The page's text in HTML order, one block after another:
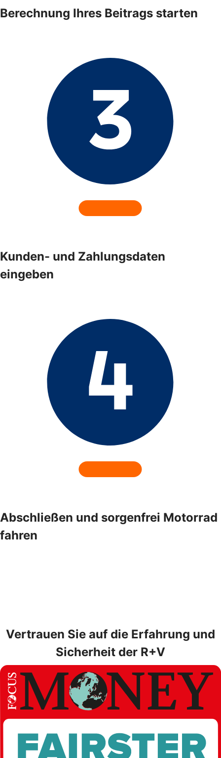
Berechnung Ihres Beitrags starten
Kunden- und Zahlungsdaten
eingeben
Abschließen und sorgenfrei Motorrad
fahren
Vertrauen Sie auf die Erfahrung und
Sicherheit der R+V